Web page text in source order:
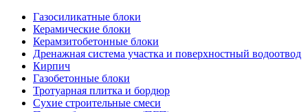
Газосиликатные блоки
Керамические блоки
Керамзитобетонные блоки
Дренажная система участка и поверхностный водоотвод
Кирпич
Газобетонные блоки
Тротуарная плитка и бордюр
Сухие строительные смеси